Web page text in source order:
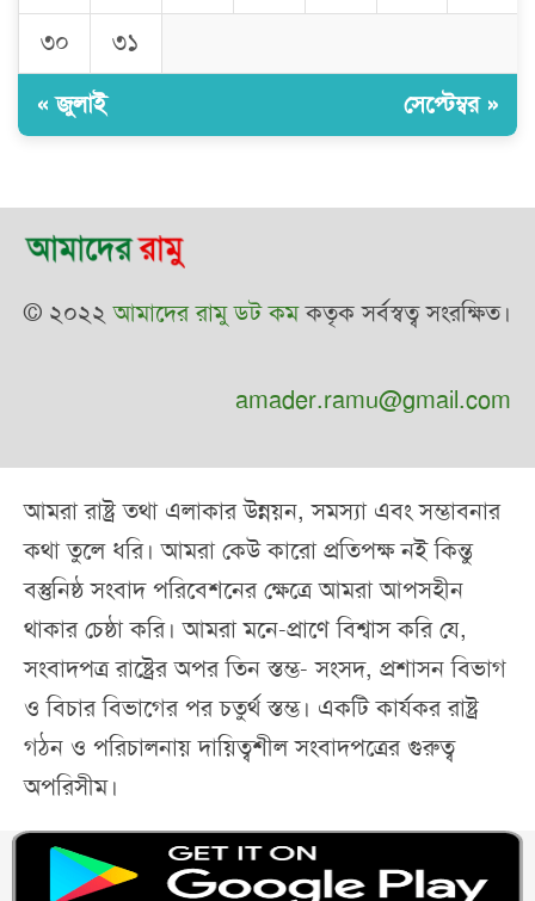
৩০
৩১
« জুলাই সেপ্টেম্বর »
© ২০২২আমাদের রামু ডট কমকতৃক সর্বস্বত্ব সংরক্ষিত।
amader.ramu@gmail.com
আমরা রাষ্ট্র তথা এলাকার উন্নয়ন, সমস্যা এবং সম্ভাবনার
কথা তুলে ধরি। আমরা কেউ কারো প্রতিপক্ষ নই কিন্তু
বস্তুনিষ্ঠ সংবাদ পরিবেশনের ক্ষেত্রে আমরা আপসহীন
থাকার চেষ্ঠা করি। আমরা মনে-প্রাণে বিশ্বাস করি যে,
সংবাদপত্র রাষ্ট্রের অপর তিন স্তম্ভ- সংসদ, প্রশাসন বিভাগ
ও বিচার বিভাগের পর চতুর্থ স্তম্ভ। একটি কার্যকর রাষ্ট্র
গঠন ও পরিচালনায় দায়িত্বশীল সংবাদপত্রের গুরুত্ব
অপরিসীম।